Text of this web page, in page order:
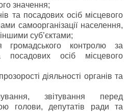
значення;
та посадових осіб місцевого
самоорганізації населення,
суб’єктами;
громадського контролю за
посадових осіб місцевого
діяльності органів та
звітування перед
голови, депутатів ради та